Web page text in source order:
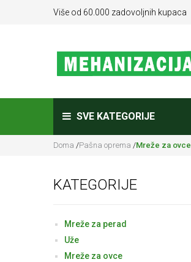
Više od 60.000 zadovoljnih kupaca
SVE KATEGORIJE
Doma /Pašna oprema /Mreže za ovce
KATEGORIJE
Mreže za perad
Uže
Mreže za ovce